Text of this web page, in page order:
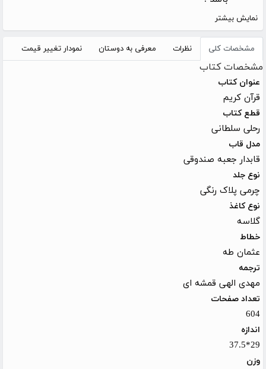
نمایش بیشتر
مشخصات کلی نظرات معرفی به دوستان نمودار تغییر قیمت
مشخصات کتاب
عنوان کتاب
قرآن کریم
قطع کتاب
رحلی سلطانی
مدل قاب
قابدار جعبه صندوقی
نوع جلد
چرمی پلاک رنگی
نوع کاغذ
گلاسه
خطاط
عثمان طه
ترجمه
مهدی الهی قمشه ای
تعداد صفحات
604
اندازه
29*37.5
وزن